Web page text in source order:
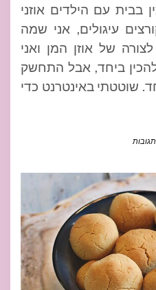
בבית עם הילדים אוזני
עיגולים, אני שמה
של אוזן המן ואני
ביחד, אבל התחשק
שוטטתי באינטרנט כדי